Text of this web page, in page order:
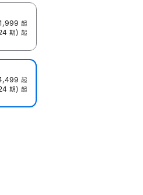
起
期) 起
起
期) 起